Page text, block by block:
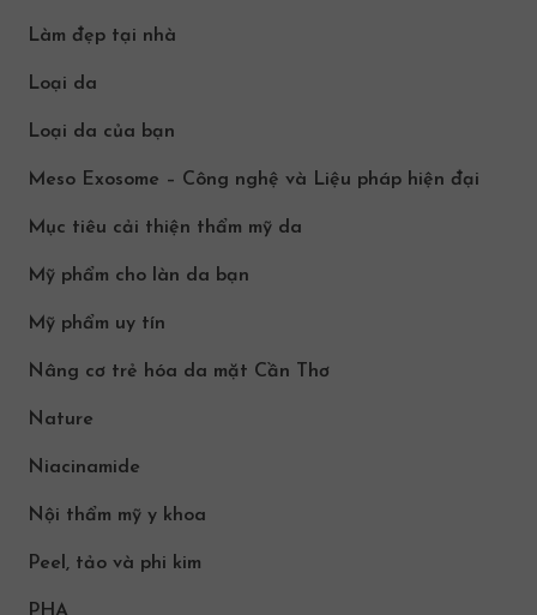
Làm đẹp tại nhà
Loại da
Loại da của bạn
Meso Exosome – Công nghệ và Liệu pháp hiện đại
Mục tiêu cải thiện thẩm mỹ da
Mỹ phẩm cho làn da bạn
Mỹ phẩm uy tín
Nâng cơ trẻ hóa da mặt Cần Thơ
Nature
Niacinamide
Nội thẩm mỹ y khoa
Peel, tảo và phi kim